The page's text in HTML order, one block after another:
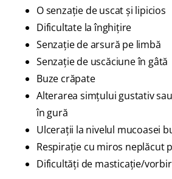
O senzaţie de uscat şi lipicios
Dificultate la înghiţire
Senzaţie de arsură pe limbă
Senzaţie de uscăciune în gâtă
Buze crăpate
Alterarea simţului gustativ
în gură
Ulceraţii la nivelul mucoasei
Respiraţie cu miros neplăcut
Dificultăţi de masticaţie/